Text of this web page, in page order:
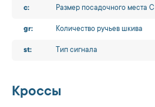
c: Размер посадочного места C
gr: Количество ручьев шкива
st: Тип сигнала
Кроссы